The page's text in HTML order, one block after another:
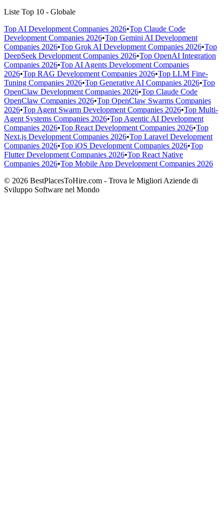
Liste Top 10 - Globale
Top AI Development Companies 2026•Top Claude Code
Development Companies 2026•Top Gemini AI Development
Companies 2026•Top Grok AI Development Companies 2026•Top
DeepSeek Development Companies 2026•Top OpenAI Integration
Companies 2026•Top AI Agents Development Companies
2026•Top RAG Development Companies 2026•Top LLM Fine-
Tuning Companies 2026•Top Generative AI Companies 2026•Top
OpenClaw Development Companies 2026•Top Claude Code
OpenClaw Companies 2026•Top OpenClaw Swarms Companies
2026•Top Agent Swarm Development Companies 2026•Top Multi-
Agent Systems Companies 2026•Top Agentic AI Development
Companies 2026•Top React Development Companies 2026•Top
Next.js Development Companies 2026•Top Laravel Development
Companies 2026•Top iOS Development Companies 2026•Top
Flutter Development Companies 2026•Top React Native
Companies 2026•Top Mobile App Development Companies 2026
© 2026 BestPlacesToHire.com - Trova le Migliori Aziende di
Sviluppo Software nel Mondo